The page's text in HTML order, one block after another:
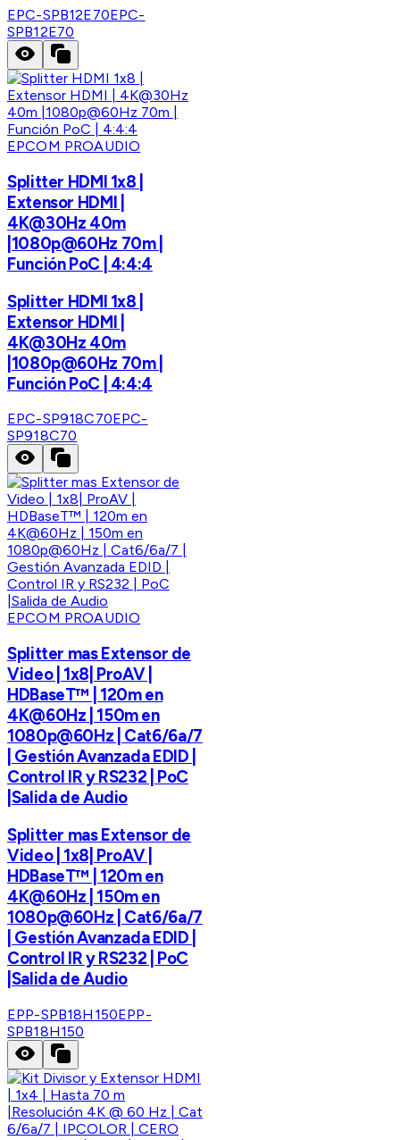
EPC-SPB12E70EPC-
SPB12E70
EPCOM PROAUDIO
Splitter HDMI 1x8 |
Extensor HDMI |
4K@30Hz 40m
|1080p@60Hz 70m |
Función PoC | 4:4:4
Splitter HDMI 1x8 |
Extensor HDMI |
4K@30Hz 40m
|1080p@60Hz 70m |
Función PoC | 4:4:4
EPC-SP918C70EPC-
SP918C70
EPCOM PROAUDIO
Splitter mas Extensor de
Video | 1x8| ProAV |
HDBaseT™ | 120m en
4K@60Hz | 150m en
1080p@60Hz | Cat6/6a/7
| Gestión Avanzada EDID |
Control IR y RS232 | PoC
|Salida de Audio
Splitter mas Extensor de
Video | 1x8| ProAV |
HDBaseT™ | 120m en
4K@60Hz | 150m en
1080p@60Hz | Cat6/6a/7
| Gestión Avanzada EDID |
Control IR y RS232 | PoC
|Salida de Audio
EPP-SPB18H150EPP-
SPB18H150